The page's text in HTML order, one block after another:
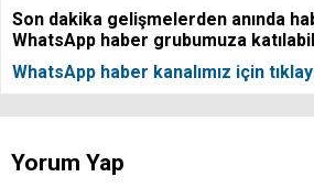
Son dakika gelişmelerden anında
WhatsApp haber grubumuza
WhatsApp haber kanalımız için
Yorum Yap